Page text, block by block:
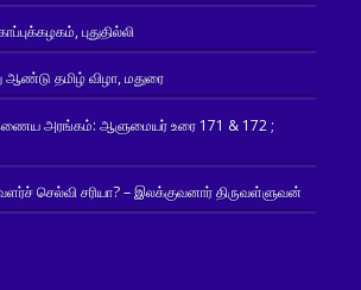
புதுதில்லி
ஆண்டு தமிழ் விழா, மதுரை
அரங்கம்: ஆளுமையர் உரை 171 & 172 ;
செல்வி சரியா? – இலக்குவனார் திருவள்ளுவன்